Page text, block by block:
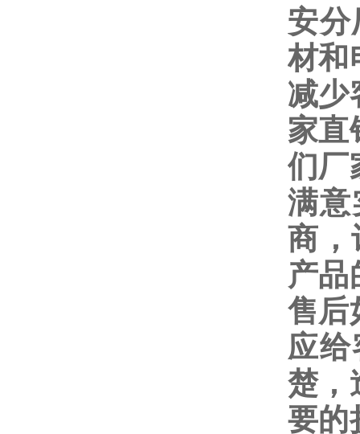
安分
材和
减少
家直
们厂
满意
商，
产品
售后
应
楚，
要的